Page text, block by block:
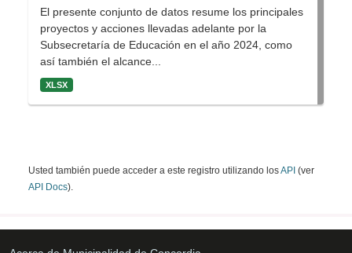
El presente conjunto de datos resume los principales
proyectos y acciones llevadas adelante por la
Subsecretaría de Educación en el año 2024, como
así también el alcance...
XLSX
Usted también puede acceder a este registro utilizando losAPI (ver
API Docs).